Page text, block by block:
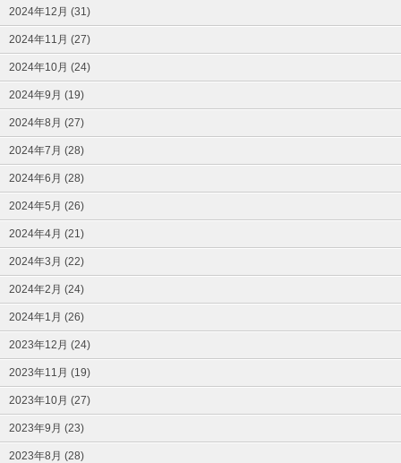
2024年12月 (31)
2024年11月 (27)
2024年10月 (24)
2024年9月 (19)
2024年8月 (27)
2024年7月 (28)
2024年6月 (28)
2024年5月 (26)
2024年4月 (21)
2024年3月 (22)
2024年2月 (24)
2024年1月 (26)
2023年12月 (24)
2023年11月 (19)
2023年10月 (27)
2023年9月 (23)
2023年8月 (28)